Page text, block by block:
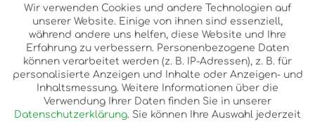
Datenschutzerklär
ung
Wir verwenden Cookies und andere Technologien auf
unserer Website. Einige von ihnen sind essenziell,
während andere uns helfen, diese Website und Ihre
Erfahrung zu verbessern. Personenbezogene Daten
können verarbeitet werden (z. B. IP-Adressen), z. B. für
personalisierte Anzeigen und Inhalte oder Anzeigen- und
Inhaltsmessung. Weitere Informationen über die
Verwendung Ihrer Daten finden Sie in unserer
Datenschutzerklärung. Sie können Ihre Auswahl jederzeit